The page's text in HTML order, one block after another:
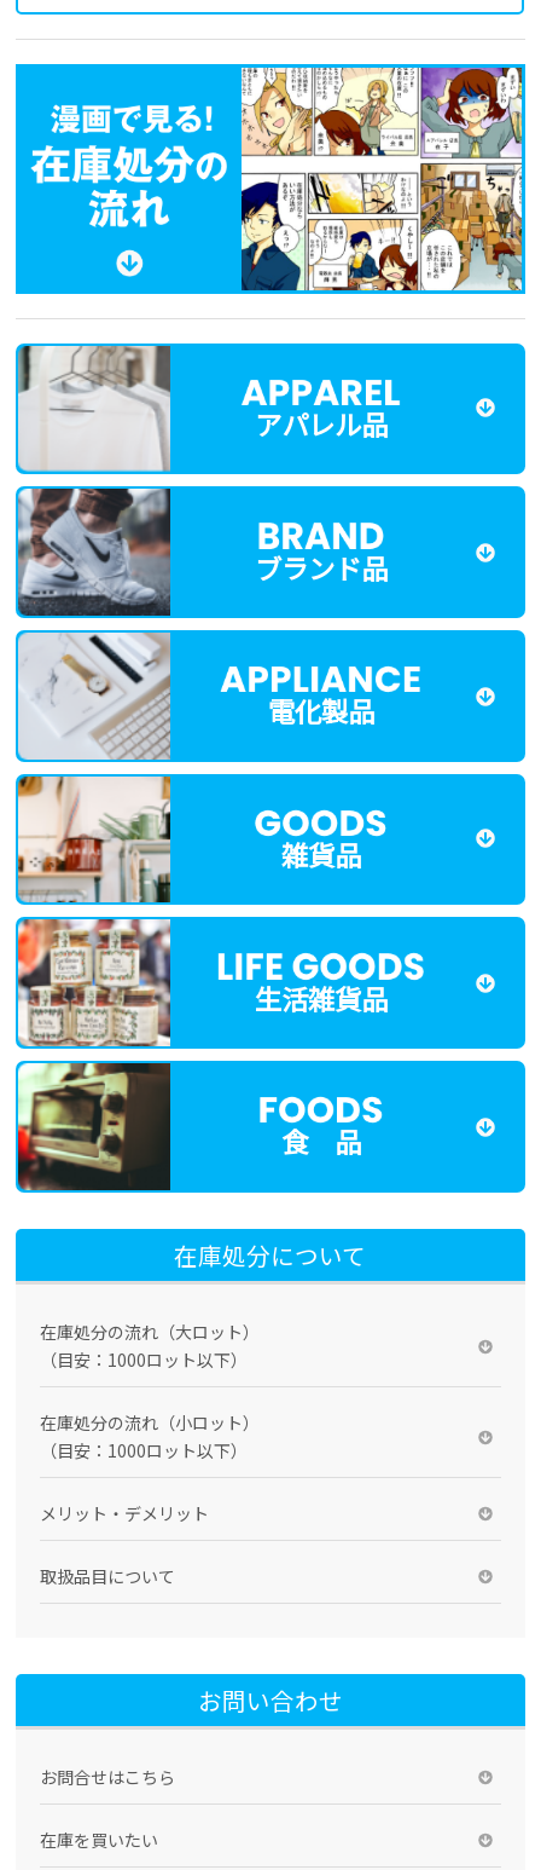
アパレル品
ブランド品
電化製品
雑貨品
生活雑貨品
食 品
在庫処分について
在庫処分の流れ（大ロット）
（目安：1000ロット以下）
在庫処分の流れ（小ロット）
（目安：1000ロット以下）
メリット・デメリット
取扱品目について
お問い合わせ
お問合せはこちら
在庫を買いたい